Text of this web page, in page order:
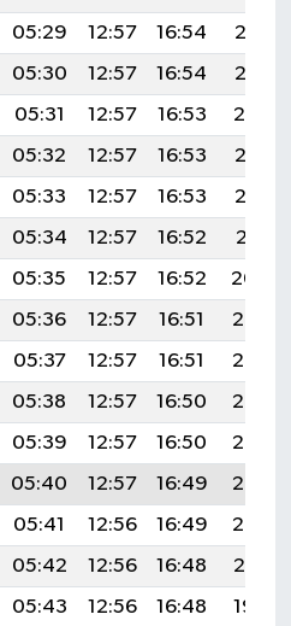
05:29 12:57 16:54
20:16
05:30 12:57 16:54
20:15
05:31 12:57 16:53
20:14
05:32 12:57 16:53
20:13
05:33 12:57 16:53
20:12
05:34 12:57 16:52
20:11
05:35 12:57 16:52
20:09
05:36 12:57 16:51
20:08
05:37 12:57 16:51
20:07
05:38 12:57 16:50
20:06
05:39 12:57 16:50
20:05
05:40 12:57 16:49
20:03
05:41 12:56 16:49
20:02
05:42 12:56 16:48
20:01
05:43 12:56 16:48
19:59